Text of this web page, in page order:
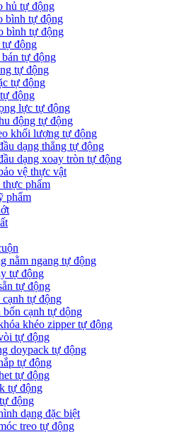
hủ tự động
bình tự động
bình tự động
tự động
tự động
tự động
tự động
động
lực tự động
động tự động
khối lượng tự động
dạng thẳng tự động
dạng xoay tròn tự động
vệ thực vật
phẩm
phẩm
nằm ngang tự động
tự động
tự động
tự động
cạnh tự dộng
khéo zipper tự động
tự động
doypack tự động
tự động
tự động
tự động
động
dạng đặc biệt
treo tự động